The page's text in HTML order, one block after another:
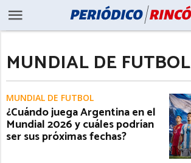
MUNDIAL DE FUTBOL
MUNDIAL DE FUTBOL
¿Cuándo juega Argentina en el
Mundial 2026 y cuáles podrían
ser sus próximas fechas?